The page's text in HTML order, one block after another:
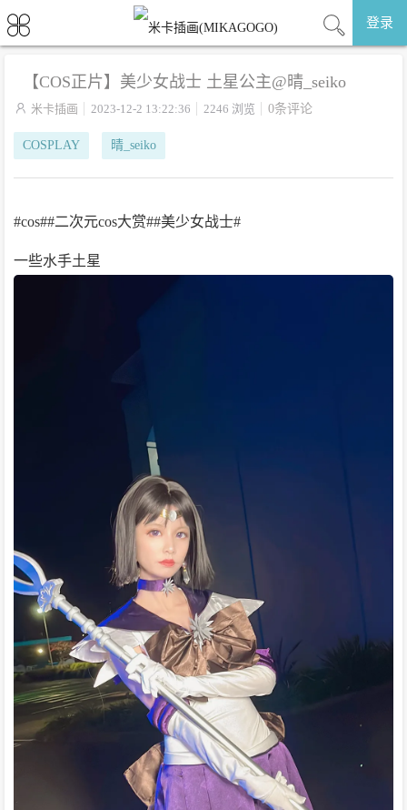
登录
【COS正片】美少女战士 土星公主@晴_seiko
 米卡插画 2023-12-2 13:22:36 2246 浏览 0条评论
COSPLAY 晴_seiko
#cos##二次元cos大赏##美少女战士#
一些水手土星